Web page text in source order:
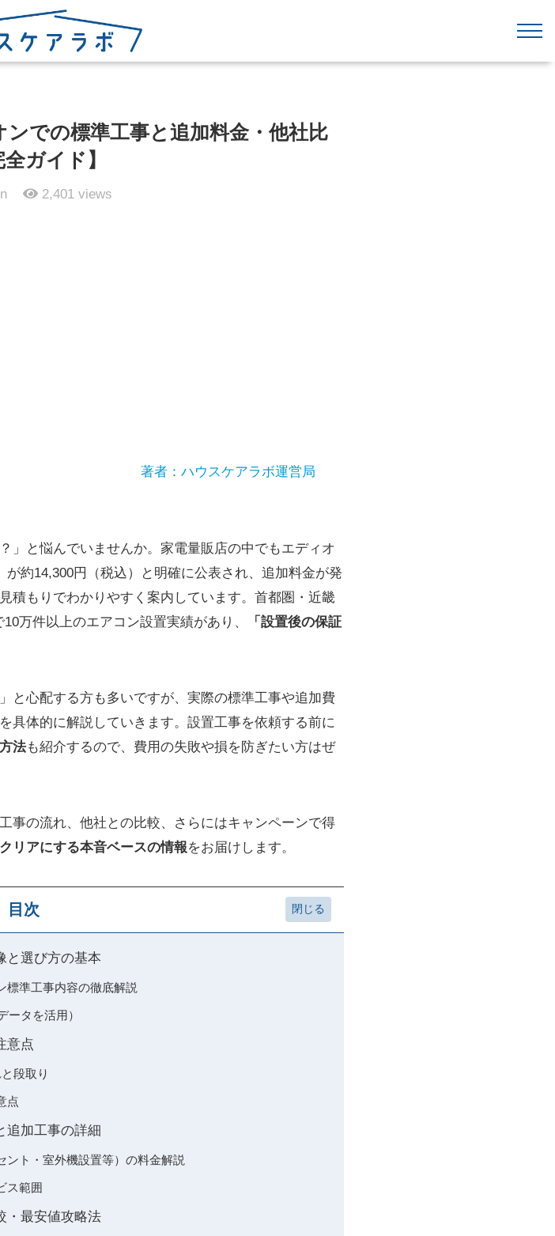
での標準工事と追加料金・他社比
ガイド】
2,401 views
著者：ハウスケアラボ運営局
」と悩んでいませんか。家電量販店の中でもエディオ
約14,300円（税込）と明確に公表され、追加料金が発
積もりでわかりやすく案内しています。首都圏・近畿
万件以上のエアコン設置実績があり、
「設置後の保証
と心配する方も多いですが、実際の標準工事や追加費
具体的に解説していきます。設置工事を依頼する前に
法も紹介するので、費用の失敗や損を防ぎたい方はぜ
事の流れ、他社との比較、さらにはキャンペーンで得
リアにする本音ベースの情報をお届けします。
目次
と選び方の基本
標準工事内容の徹底解説
ータを活用）
意点
段取り
点
追加工事の詳細
ト・室外機設置等）の料金解説
ス範囲
・最安値攻略法